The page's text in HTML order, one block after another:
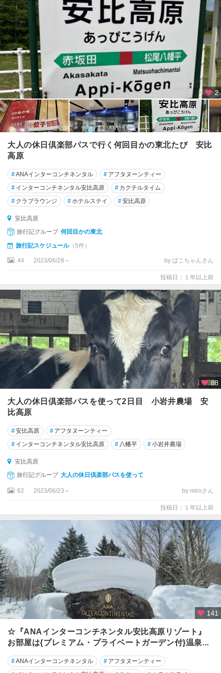
2
大人の休日倶楽部パスで行く何回目かの東北たび 安比
高原
#ANAインターコンチネンタル # アフタヌーンティー
# インターコンチネンタル安比高原 # カクテルタイム
# クラブラウンジ #ホテルステイ #安比高原
安比高原
旅行記グループ 何回目かの東北
旅行記スケジュール（5件）
44 2023/06/28～ by ばこちゃんさん
投稿日：１年以上前
88
大人の休日倶楽部パスを使って2日目 小岩井農場 安
比高原
#安比高原 # アフタヌーンティー
# インターコンチネンタル安比高原 # 八幡平 #小岩井農場
安比高原
旅行記グループ 大人の休日倶楽部パスを使って
62 2023/06/23～ by miroさん
投稿日：１年以上前
141
☆『ANAインターコンチネンタル安比高原リゾート』
お部屋は{プレミアム・プライベートガーデン付}温泉...
#ANAインターコンチネンタル # アフタヌーンティー